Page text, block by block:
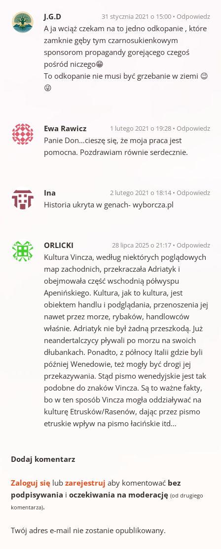
J.G.D 31 stycznia 2021 o 15:00 Odpowiedz
A ja wciąż czekam na to jedno odkopanie , które
zamknie gęby tym czarnosukienkowym
sponsorom propagandy gorejącego czegoś
pośród niczego😁
To odkopanie nie musi być grzebanie w ziemi 😉
😜
Ewa Rawicz 1 lutego 2021 o 19:28 Odpowiedz
Panie Don…cieszę się, że moja praca jest
pomocna. Pozdrawiam równie serdecznie.
Ina 2 lutego 2021 o 18:14 Odpowiedz
Historia ukryta w genach- wyborcza.pl
ORLICKI 28 lipca 2025 o 21:17 Odpowiedz
Kultura Vincza, według niektórych poglądowych
map zachodnich, przekraczała Adriatyk i
obejmowała część wschodnią półwyspu
Apenińskiego. Kultura, jak to kultura, jest
obiektem handlu i podglądania, przenoszenia jej
nawet przez morze, rybaków, handlowców
właśnie. Adriatyk nie był żadną przeszkodą. Już
neandertalczycy pływali po morzu na swoich
dłubankach. Ponadto, z północy Italii gdzie byli
później Wenedowie, też mogły być drogi jej
przekazywania. Stąd pismo wenedyjskie jest tak
podobne do znaków Vincza. Są to ważne fakty,
bo w ten sposób Vincza mogła oddziaływać na
kulturę Etrusków/Rasenów, dając przez pismo
etruskie wpływ na pismo łacińskie itd…
Dodaj komentarz
Zaloguj sięlub zarejestruj aby komentować bez
podpisywania i oczekiwania na moderację (od drugiego
komentarza).
Twój adres e-mail nie zostanie opublikowany.